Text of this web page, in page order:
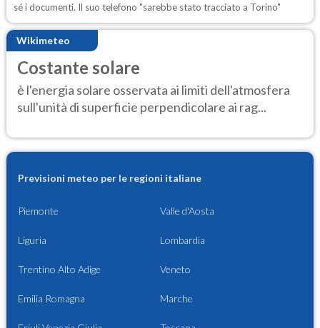
sé i documenti. Il suo telefono "sarebbe stato tracciato a Torino"
Wikimeteo
Costante solare
è l'energia solare osservata ai limiti dell'atmosfera
sull'unità di superficie perpendicolare ai rag...
Previsioni meteo per le regioni italiane
Piemonte Valle d'Aosta
Liguria Lombardia
Trentino Alto Adige Veneto
Emilia Romagna Marche